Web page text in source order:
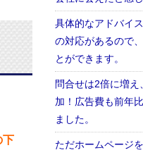
下
具体的なアドバイ
の対応があるので
とができます。
問合せは2倍に増
加！広告費も前年
ました。
ただホームページ